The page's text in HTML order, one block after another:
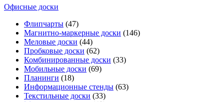
Офисные доски
Флипчарты (47)
Магнитно-маркерные доски (146)
Меловые доски (44)
Пробковые доски (62)
Комбинированные доски (33)
Мобильные доски (69)
Планинги (18)
Информационные стенды (63)
Текстильные доски (33)